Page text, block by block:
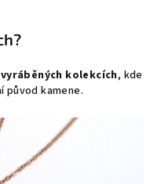
kolekcích, kde
původ kamene.